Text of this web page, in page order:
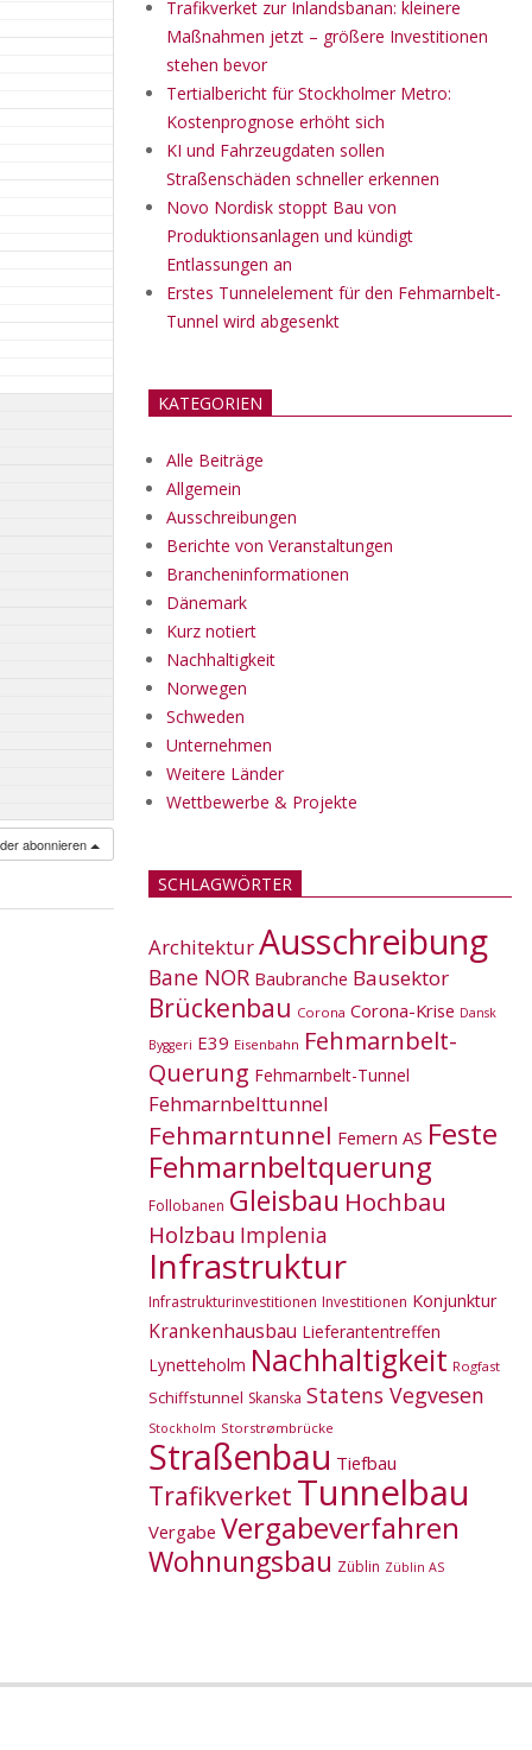
abonnieren
Trafikverket zur Inlandsbanan: kleinere
Maßnahmen jetzt – größere Investitionen
stehen bevor
Tertialbericht für Stockholmer Metro:
Kostenprognose erhöht sich
KI und Fahrzeugdaten sollen
Straßenschäden schneller erkennen
Novo Nordisk stoppt Bau von
Produktionsanlagen und kündigt
Entlassungen an
Erstes Tunnelelement für den Fehmarnbelt-
Tunnel wird abgesenkt
KATEGORIEN
Alle Beiträge
Allgemein
Ausschreibungen
Berichte von Veranstaltungen
Brancheninformationen
Dänemark
Kurz notiert
Nachhaltigkeit
Norwegen
Schweden
Unternehmen
Weitere Länder
Wettbewerbe & Projekte
SCHLAGWÖRTER
ArchitekturAusschreibung
Bane NOR Baubranche Bausektor
Brückenbau Corona Corona-Krise Dansk
Byggeri E39 Eisenbahn Fehmarnbelt-
Querung Fehmarnbelt-Tunnel
Fehmarnbelttunnel
Fehmarntunnel Femern AS Feste
Fehmarnbeltquerung
Follobanen Gleisbau Hochbau
Holzbau Implenia
Infrastruktur
Infrastrukturinvestitionen Investitionen Konjunktur
Krankenhausbau Lieferantentreffen
Lynetteholm Nachhaltigkeit Rogfast
Schiffstunnel Skanska Statens Vegvesen
Stockholm Storstrømbrücke
Straßenbau Tiefbau
Trafikverket Tunnelbau
Vergabe Vergabeverfahren
Wohnungsbau Züblin Züblin AS